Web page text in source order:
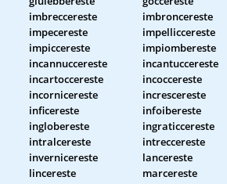
imbreccereste imbroncereste
impecereste impelliccereste
impiccereste impiombereste
incannuccereste incantuccereste
incartoccereste incoccereste
incornicereste increscereste
inficereste infoibereste
inglobereste ingraticcereste
intralcereste intreccereste
invernicereste lancereste
lincereste marcereste